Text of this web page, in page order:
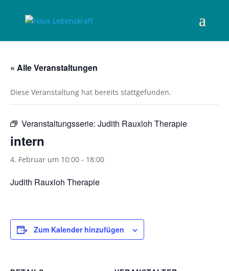
« Alle Veranstaltungen
Diese Veranstaltung hat bereits stattgefunden.
Veranstaltungsserie: Judith Rauxloh Therapie
intern
4. Februar um 10:00 - 18:00
Judith Rauxloh Therapie
Zum Kalender hinzufügen